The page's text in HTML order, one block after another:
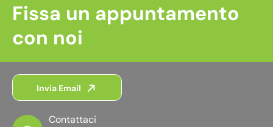
Fissa un appuntamento
con noi
Invia Email
Contattaci